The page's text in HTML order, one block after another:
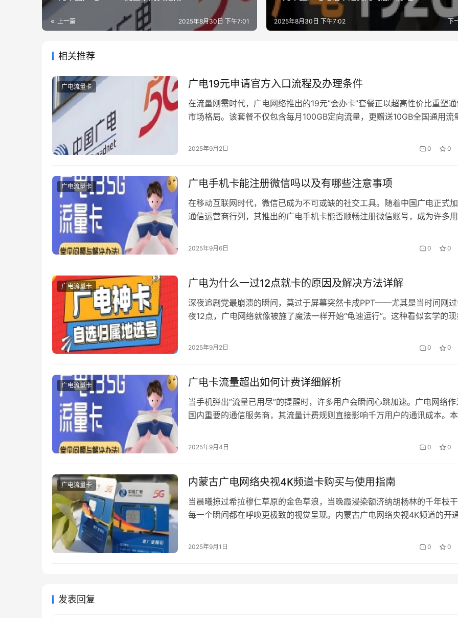
上一篇 2025年8月30日 下午7:01 下
2025年8月30日 下午7:02
相关推荐
广电流量卡 广电19元申请官方入口流程及办理条件
在流量刚需时代，广电网络推出的19元”会办卡”套餐正以超高性价比重塑
市场格局。该套餐不仅包含每月100GB定向流量，更赠送10GB全国通用流
的首选。本文将深度解析办理全流程，带您解锁这套”流量自由+生活优惠”
2025年9月2日 0 0
广电流量卡 广电手机卡能注册微信吗以及有哪些注意事项
在移动互联网时代，微信已成为不可或缺的社交工具。随着中国广电正式
通信运营商行列，其推出的广电手机卡能否顺畅注册微信账号，成为许多
吸引了不少消费者，本文将系统解析注册流程、常见问题及使用技巧。 一
2025年9月6日 0 0
广电流量卡 广电为什么一过12点就卡的原因及解决方法详解
深夜追剧党最崩溃的瞬间，莫过于屏幕突然卡成PPT——尤其是当时间刚
夜12点，广电网络就像被施了魔法一样开始“龟速运行”。这种看似玄学的
夜卡顿的四大真相，并分享一套实测有效的解决方案，其中会办卡的加速
2025年9月2日 0 0
广电流量卡 广电卡流量超出如何计费详细解析
当手机弹出”流量已用尽”的提醒时，许多用户会瞬间心跳加速。广电网络作
国内重要的通信服务商，其流量计费规则直接影响千万用户的通讯成本。
一、流量超额的三阶段计费机制 会办卡采用业内主流的阶梯式计费模式，
2025年9月4日 0 0
广电流量卡 内蒙古广电网络央视4K频道卡购买与使用指南
当晨曦掠过希拉穆仁草原的金色草浪，当晚霞浸染额济纳胡杨林的千年枝
每一个瞬间都在呼唤更极致的视觉呈现。内蒙古广电网络央视4K频道的开
这扇超高清视界的钥匙。 一、4K视觉革命与草原文化新表达 央视4K频道
2025年9月1日 0 0
发表回复